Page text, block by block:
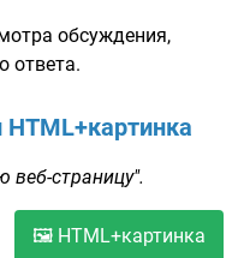
обсуждения,
ответа.
HTML+картинка
веб-страницу".
🖼️ HTML+картинка